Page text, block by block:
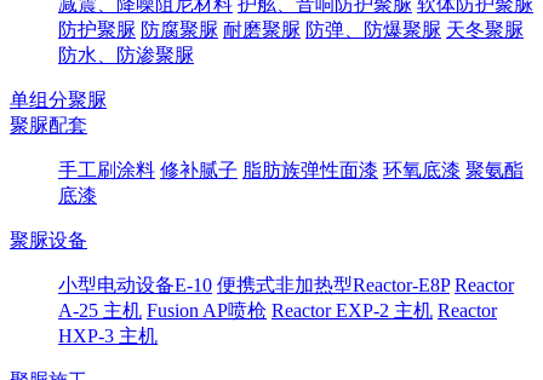
防护聚脲 防腐聚脲 耐磨聚脲 防弹、防爆聚脲 天冬聚脲
防水、防渗聚脲
单组分聚脲
聚脲配套
手工刷涂料 修补腻子 脂肪族弹性面漆 环氧底漆 聚氨酯
底漆
聚脲设备
小型电动设备E-10 便携式非加热型Reactor-E8P Reactor
A-25 主机 Fusion AP喷枪 Reactor EXP-2 主机 Reactor
HXP-3 主机